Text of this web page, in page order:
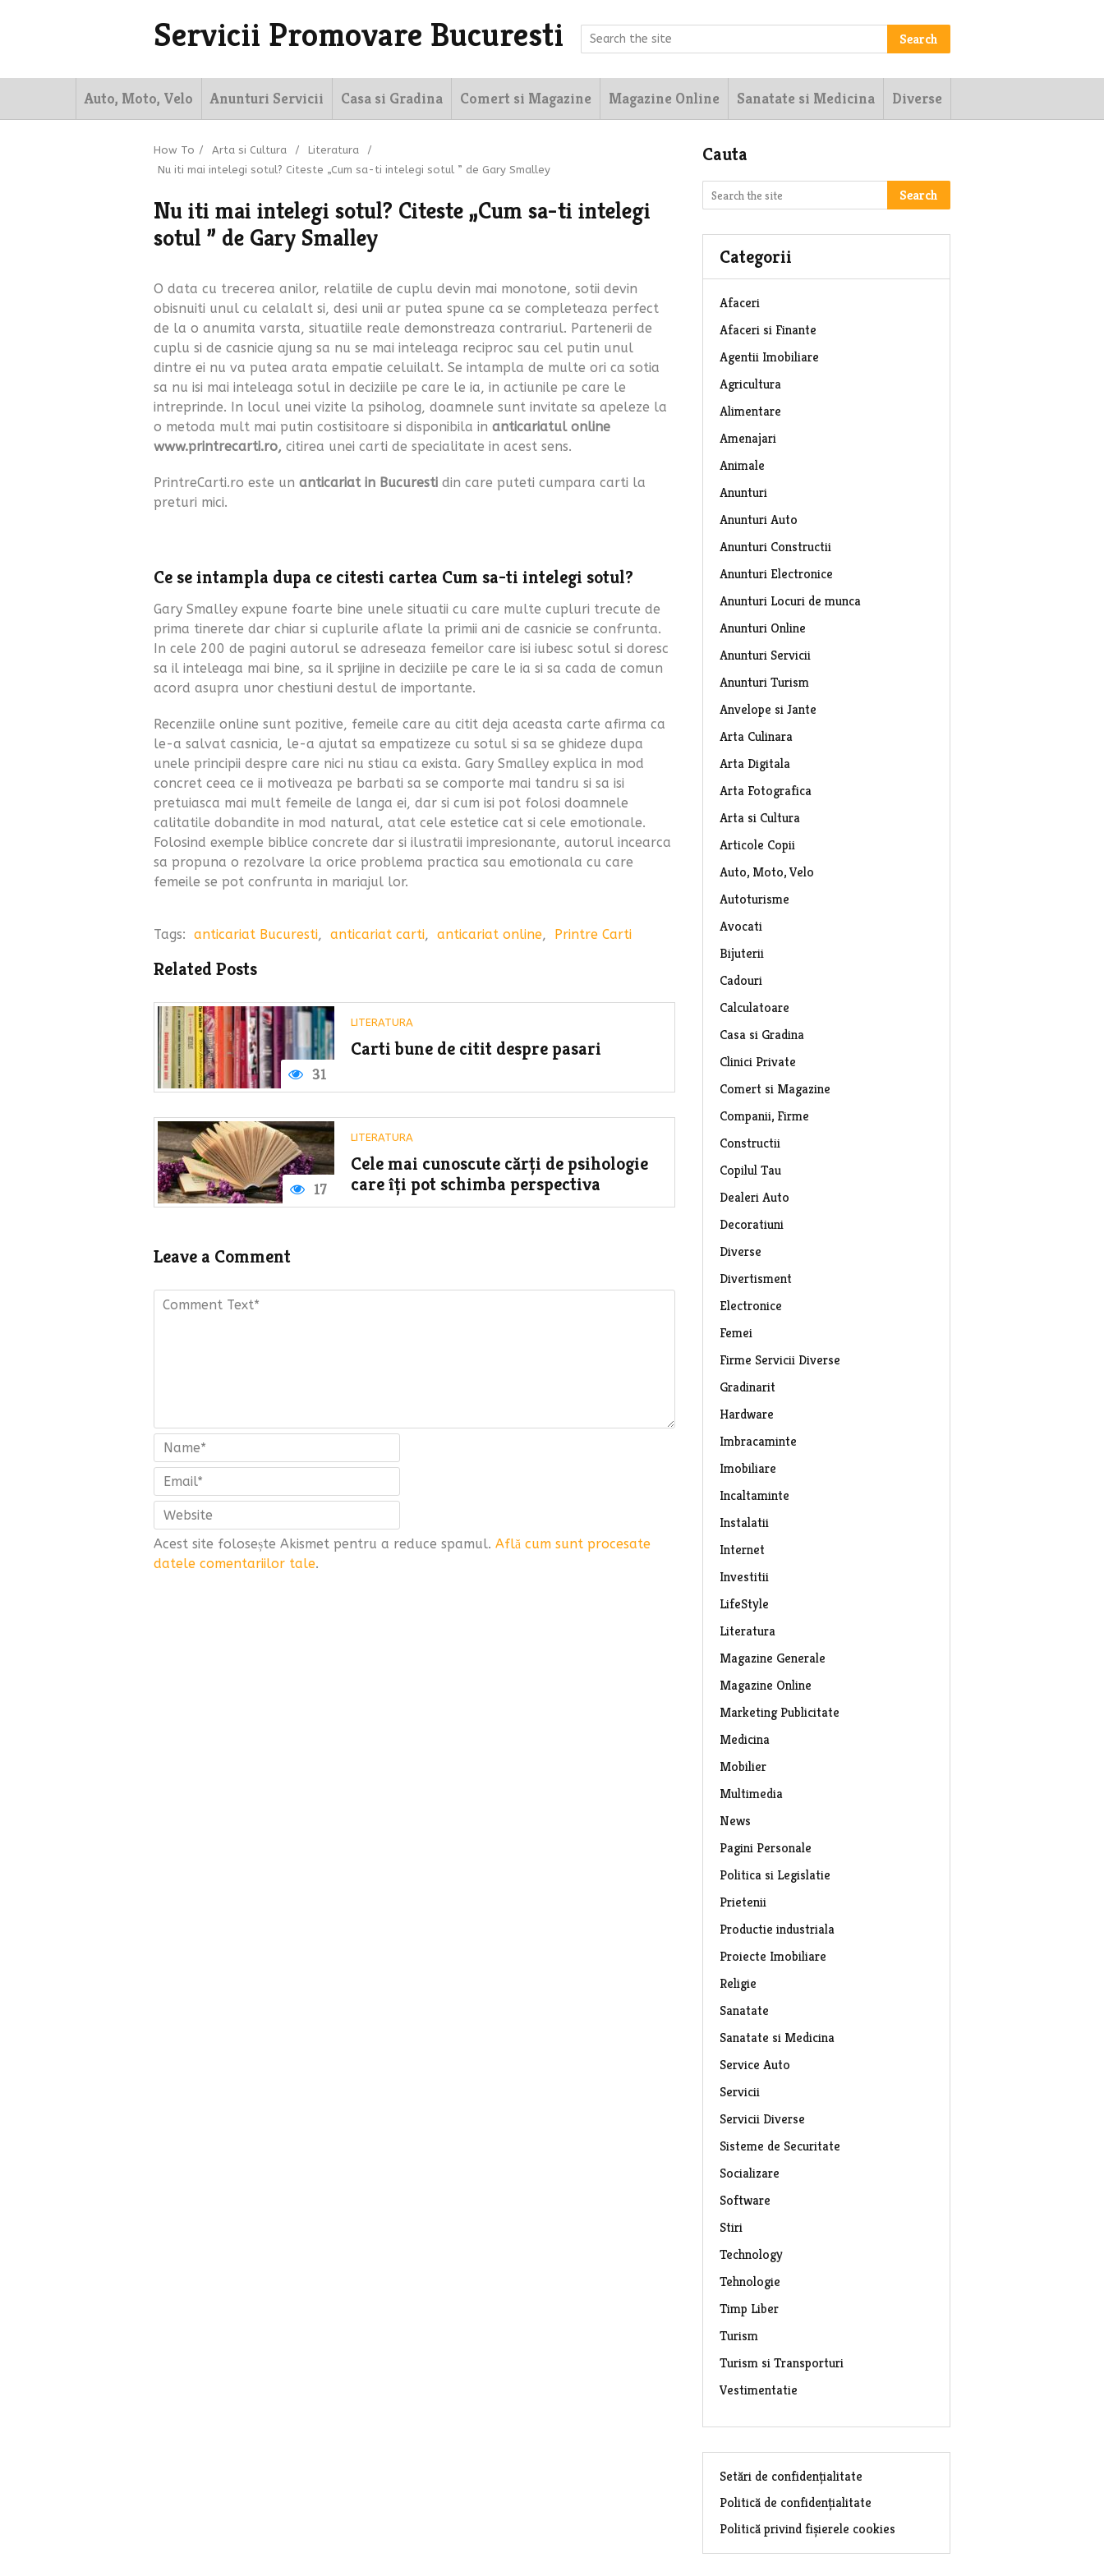
Servicii Promovare Bucuresti Search
Auto, Moto, Velo Anunturi Servicii Casa si Gradina Comert si Magazine Magazine Online Sanatate si Medicina Diverse
How To / Arta si Cultura / Literatura
/
Nu iti mai intelegi sotul? Citeste „Cum sa-ti intelegi sotul ” de Gary Smalley
Nu iti mai intelegi sotul? Citeste „Cum sa-ti intelegi
sotul ” de Gary Smalley
O data cu trecerea anilor, relatiile de cuplu devin mai monotone, sotii devin
obisnuiti unul cu celalalt si, desi unii ar putea spune ca se completeaza perfect
de la o anumita varsta, situatiile reale demonstreaza contrariul. Partenerii de
cuplu si de casnicie ajung sa nu se mai inteleaga reciproc sau cel putin unul
dintre ei nu va putea arata empatie celuilalt. Se intampla de multe ori ca sotia
sa nu isi mai inteleaga sotul in deciziile pe care le ia, in actiunile pe care le
intreprinde. In locul unei vizite la psiholog, doamnele sunt invitate sa apeleze la
o metoda mult mai putin costisitoare si disponibila in anticariatul online
www.printrecarti.ro, citirea unei carti de specialitate in acest sens.
PrintreCarti.ro este un anticariat in Bucuresti din care puteti cumpara carti la
preturi mici.
Ce se intampla dupa ce citesti cartea Cum sa-ti intelegi sotul?
Gary Smalley expune foarte bine unele situatii cu care multe cupluri trecute de
prima tinerete dar chiar si cuplurile aflate la primii ani de casnicie se confrunta.
In cele 200 de pagini autorul se adreseaza femeilor care isi iubesc sotul si doresc
sa il inteleaga mai bine, sa il sprijine in deciziile pe care le ia si sa cada de comun
acord asupra unor chestiuni destul de importante.
Recenziile online sunt pozitive, femeile care au citit deja aceasta carte afirma ca
le-a salvat casnicia, le-a ajutat sa empatizeze cu sotul si sa se ghideze dupa
unele principii despre care nici nu stiau ca exista. Gary Smalley explica in mod
concret ceea ce ii motiveaza pe barbati sa se comporte mai tandru si sa isi
pretuiasca mai mult femeile de langa ei, dar si cum isi pot folosi doamnele
calitatile dobandite in mod natural, atat cele estetice cat si cele emotionale.
Folosind exemple biblice concrete dar si ilustratii impresionante, autorul incearca
sa propuna o rezolvare la orice problema practica sau emotionala cu care
femeile se pot confrunta in mariajul lor.
Tags: anticariat Bucuresti, anticariat carti, anticariat online, Printre Carti
Related Posts
31
LITERATURA
Carti bune de citit despre pasari
17
LITERATURA
Cele mai cunoscute cărți de psihologie
care îți pot schimba perspectiva
Leave a Comment
Acest site folosește Akismet pentru a reduce spamul. Află cum sunt procesate
datele comentariilor tale.
Cauta
Search
Categorii
Afaceri
Afaceri si Finante
Agentii Imobiliare
Agricultura
Alimentare
Amenajari
Animale
Anunturi
Anunturi Auto
Anunturi Constructii
Anunturi Electronice
Anunturi Locuri de munca
Anunturi Online
Anunturi Servicii
Anunturi Turism
Anvelope si Jante
Arta Culinara
Arta Digitala
Arta Fotografica
Arta si Cultura
Articole Copii
Auto, Moto, Velo
Autoturisme
Avocati
Bijuterii
Cadouri
Calculatoare
Casa si Gradina
Clinici Private
Comert si Magazine
Companii, Firme
Constructii
Copilul Tau
Dealeri Auto
Decoratiuni
Diverse
Divertisment
Electronice
Femei
Firme Servicii Diverse
Gradinarit
Hardware
Imbracaminte
Imobiliare
Incaltaminte
Instalatii
Internet
Investitii
LifeStyle
Literatura
Magazine Generale
Magazine Online
Marketing Publicitate
Medicina
Mobilier
Multimedia
News
Pagini Personale
Politica si Legislatie
Prietenii
Productie industriala
Proiecte Imobiliare
Religie
Sanatate
Sanatate si Medicina
Service Auto
Servicii
Servicii Diverse
Sisteme de Securitate
Socializare
Software
Stiri
Technology
Tehnologie
Timp Liber
Turism
Turism si Transporturi
Vestimentatie
Setări de confidențialitate
Politică de confidențialitate
Politică privind fișierele cookies